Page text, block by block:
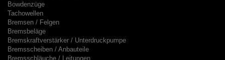
Bowdenzüge
Tachowellen
Bremsen / Felgen
Bremsbeläge
Bremskraftverstärker / Unterdruckpumpe
Bremsscheiben / Anbauteile
Bremsschläuche / Leitungen